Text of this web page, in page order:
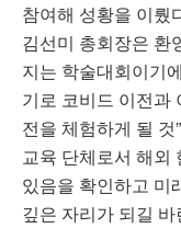
참여해 성황을 이뤘
김선미 총회장은 환
지는 학술대회이기
기로 코비드 이전과
전을 체험하게 될 것
교육 단체로서 해외
있음을 확인하고 미
깊은 자리가 되길 바